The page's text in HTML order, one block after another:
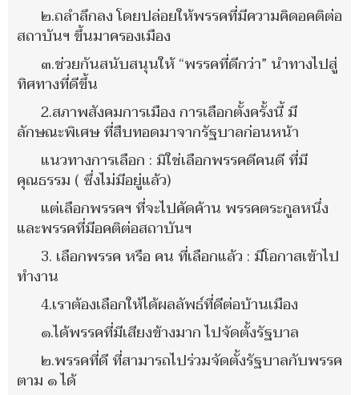
๒.ถลำลึกลง โดยปล่อยให้พรรคที่มีความคิดอคติต่อ
สถาบันฯ ขึ้นมาครองเมือง
๓.ช่วยกันสนับสนุนให้ “พรรคที่ดีกว่า” นำทางไปสู่
ทิศทางที่ดีขึ้น
2.สภาพสังคมการเมือง การเลือกตั้งครั้งนี้ มี
ลักษณะพิเศษ ที่สืบทอดมาจากรัฐบาลก่อนหน้า
แนวทางการเลือก : มิใช่เลือกพรรคดีคนดี ที่มี
คุณธรรม ( ซึ่งไม่มีอยู่แล้ว)
แต่เลือกพรรคฯ ที่จะไปคัดค้าน พรรคตระกูลหนึ่ง
และพรรคที่มีอคติต่อสถาบันฯ
3. เลือกพรรค หรือ คน ที่เลือกแล้ว : มีโอกาสเข้าไป
ทำงาน
4.เราต้องเลือกให้ได้ผลลัพธ์ที่ดีต่อบ้านเมือง
๑.ได้พรรคที่มีเสียงข้างมาก ไปจัดตั้งรัฐบาล
๒.พรรคที่ดี ที่สามารถไปร่วมจัดตั้งรัฐบาลกับพรรค
ตาม ๑ ได้